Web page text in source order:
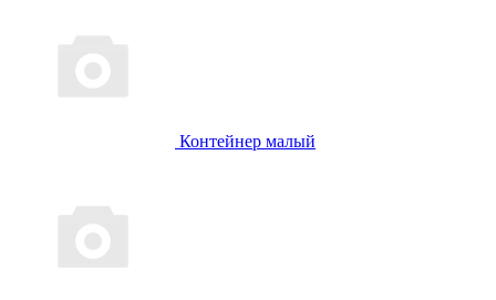
Контейнер малый